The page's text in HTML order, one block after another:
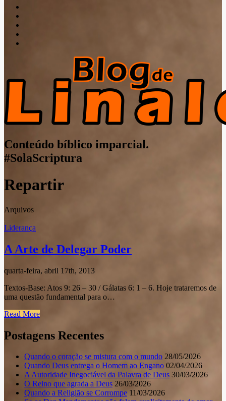
Conteúdo bíblico imparcial.
#SolaScriptura
Repartir
Arquivos
Liderança
A Arte de Delegar Poder
quarta-feira, abril 17th, 2013
Textos-Base: Atos 9: 26 – 30 / Gálatas 6: 1 – 6. Hoje trataremos de
uma questão fundamental para o…
Read More
Postagens Recentes
Quando o coração se mistura com o mundo 28/05/2026
Quando Deus entrega o Homem ao Engano 02/04/2026
A Autoridade Inegociável da Palavra de Deus 30/03/2026
O Reino que agrada a Deus 26/03/2026
Quando a Religião se Corrompe 11/03/2026